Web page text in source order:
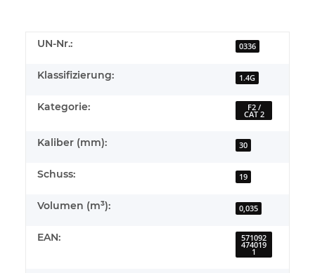
UN-Nr.: 0336
Klassifizierung: 1.4G
Kategorie: F2 /
CAT 2
Kaliber (mm): 30
Schuss: 19
Volumen (m³): 0,035
EAN: 571092
474019
1